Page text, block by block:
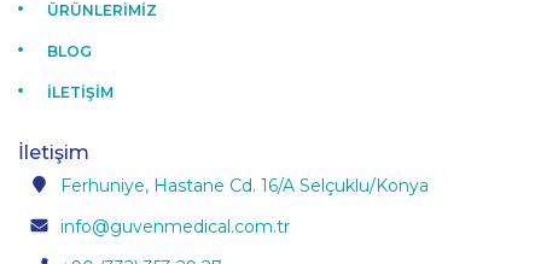
ÜRÜNLERİMİZ
BLOG
İLETİŞİM
İletişim
Ferhuniye, Hastane Cd. 16/A Selçuklu/Konya
info@guvenmedical.com.tr